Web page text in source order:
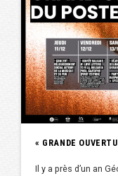
« GRANDE
Il y a près d’un an